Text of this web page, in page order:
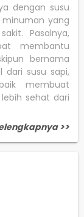
dengan susu
minuman yang
Pasalnya,
membantu
bernama
dari susu sapi,
membuat
sehat dari
>>